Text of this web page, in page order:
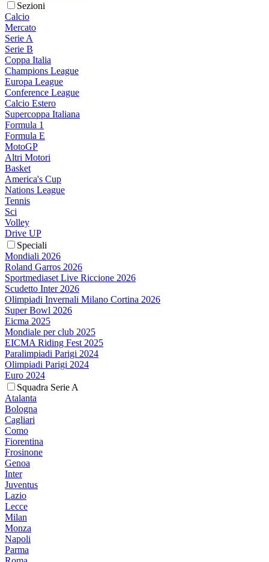
Sezioni
Calcio
Mercato
Serie A
Serie B
Coppa Italia
Champions League
Europa League
Conference League
Calcio Estero
Supercoppa Italiana
Formula 1
Formula E
MotoGP
Altri Motori
Basket
America's Cup
Nations League
Tennis
Sci
Volley
Drive UP
Speciali
Mondiali 2026
Roland Garros 2026
Sportmediaset Live Riccione 2026
Scudetto Inter 2026
Olimpiadi Invernali Milano Cortina 2026
Super Bowl 2026
Eicma 2025
Mondiale per club 2025
EICMA Riding Fest 2025
Paralimpiadi Parigi 2024
Olimpiadi Parigi 2024
Euro 2024
Squadra Serie A
Atalanta
Bologna
Cagliari
Como
Fiorentina
Frosinone
Genoa
Inter
Juventus
Lazio
Lecce
Milan
Monza
Napoli
Parma